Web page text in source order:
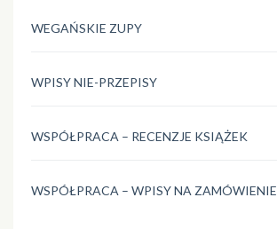
WEGAŃSKIE ZUPY
WPISY NIE-PRZEPISY
WSPÓŁPRACA – RECENZJE KSIĄŻEK
WSPÓŁPRACA – WPISY NA ZAMÓWIENIE